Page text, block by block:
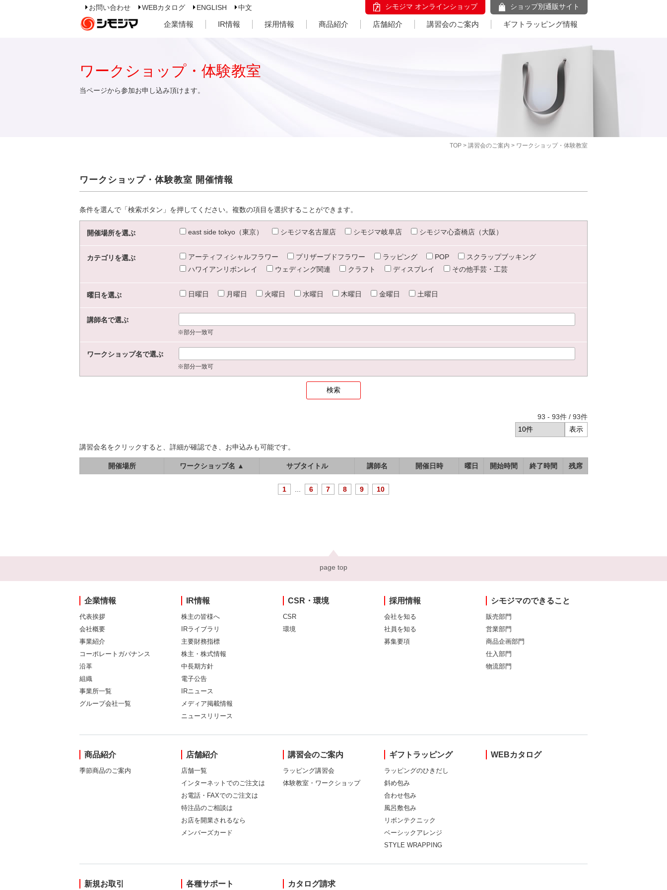
お問い合わせ WEBカタログ ENGLISH 中文 シモジマ オンラインショップ ショップ別通販サイト
企業情報 IR情報 採用情報 商品紹介 店舗紹介 講習会のご案内 ギフトラッピング情報
TOP > 講習会のご案内 > ワークショップ・体験教室
ワークショップ・体験教室
当ページから参加お申し込み頂けます。
ワークショップ・体験教室 開催情報
条件を選んで「検索ボタン」を押してください。複数の項目を選択することができます。
開催場所を選ぶ east side tokyo（東京） シモジマ名古屋店 シモジマ岐阜店 シモジマ心斎橋店（大阪）
カテゴリを選ぶ アーティフィシャルフラワー プリザーブドフラワー ラッピング POP
スクラップブッキング
ハワイアンリボンレイ
ウェディング関連 クラフト ディスプレイ その他手芸・工芸
曜日を選ぶ 日曜日 月曜日 火曜日 水曜日 木曜日 金曜日 土曜日
講師名で選ぶ
※部分一致可
ワークショップ名で選ぶ
※部分一致可
93 - 93件 / 93件
講習会名をクリックすると、詳細が確認でき、お申込みも可能です。
開催場所 ワークショップ名 ▲ サブタイトル 講師名 開催日時 曜日 開始時間 終了時間 残席
1 6 7 8 9 10
page top
企業情報
代表挨拶
会社概要
事業紹介
コーポレートガバナンス
沿革
組織
事業所一覧
グループ会社一覧
IR情報
株主の皆様へ
IRライブラリ
主要財務指標
株主・株式情報
中長期方針
電子公告
IRニュース
メディア掲載情報
ニュースリリース
CSR・環境
CSR
環境
採用情報
会社を知る
社員を知る
募集要項
シモジマのできること
販売部門
営業部門
商品企画部門
仕入部門
物流部門
商品紹介
季節商品のご案内
店舗紹介
店舗一覧
インターネットでのご注文は
お電話・FAXでのご注文は
特注品のご相談は
お店を開業されるなら
メンバーズカード
講習会のご案内
ラッピング講習会
体験教室・ワークショップ
ギフトラッピング
ラッピングのひきだし
斜め包み
合わせ包み
風呂敷包み
リボンテクニック
ベーシックアレンジ
STYLE WRAPPING
WEBカタログ
新規お取引 各種サポート カタログ請求